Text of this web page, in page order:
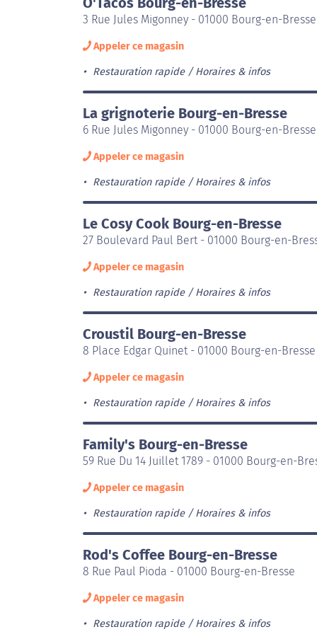
3 Rue Jules Migonney - 01000 Bourg-en-Bresse
Appeler ce magasin
Restauration rapide Horaires & infos
La grignoterie Bourg-en-Bresse
6 Rue Jules Migonney - 01000 Bourg-en-Bresse
Appeler ce magasin
Restauration rapide Horaires & infos
Le Cosy Cook Bourg-en-Bresse
27 Boulevard Paul Bert - 01000 Bourg-en-
Appeler ce magasin
Restauration rapide Horaires & infos
Croustil Bourg-en-Bresse
8 Place Edgar Quinet - 01000 Bourg-en-Bresse
Appeler ce magasin
Restauration rapide Horaires & infos
Family's Bourg-en-Bresse
59 Rue Du 14 Juillet 1789 - 01000 Bourg-en-
Appeler ce magasin
Restauration rapide Horaires & infos
Rod's Coffee Bourg-en-Bresse
8 Rue Paul Pioda - 01000 Bourg-en-Bresse
Appeler ce magasin
Restauration rapide Horaires & infos